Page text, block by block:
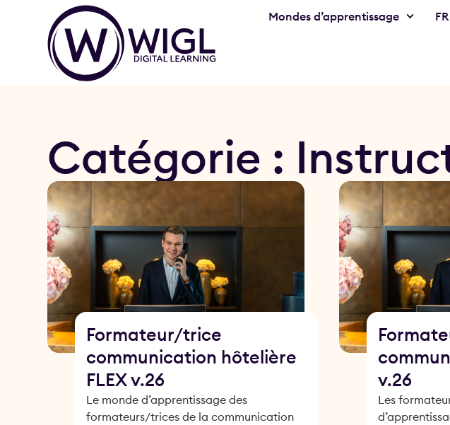
Mondes d’apprentissage FR
Catégorie :
Formateur/trice
communication hôtelière
FLEX v.26
Le monde d’apprentissage des
formateurs/trices de la communication
v.26
Les